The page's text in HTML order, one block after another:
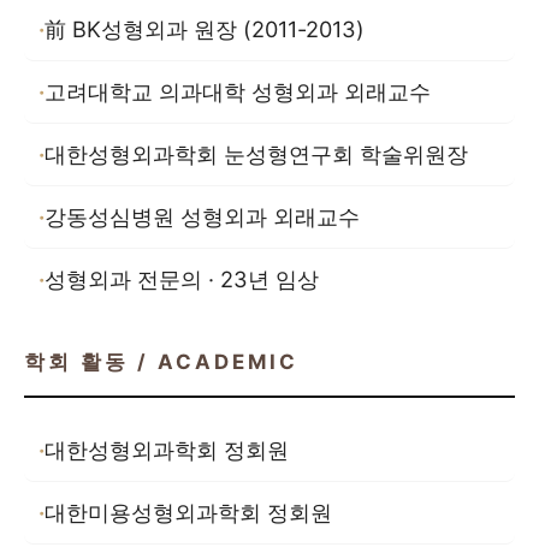
前 BK성형외과 원장 (2011-2013)
고려대학교 의과대학 성형외과 외래교수
대한성형외과학회 눈성형연구회 학술위원장
강동성심병원 성형외과 외래교수
성형외과 전문의 · 23년 임상
학회 활동 / ACADEMIC
대한성형외과학회 정회원
대한미용성형외과학회 정회원